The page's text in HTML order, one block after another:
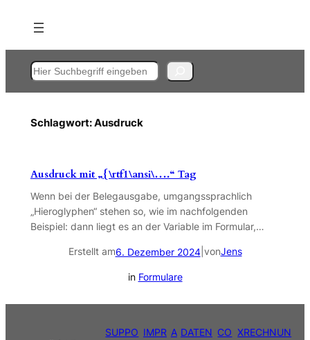
Inhalt
springen
Suchen
Schlagwort:Ausdruck
Ausdruck mit „{\rtf1\ansi\….“ Tag
Wenn bei der Belegausgabe, umgangssprachlich
„Hieroglyphen“ stehen so, wie im nachfolgenden
Beispiel: dann liegt es an der Variable im Formular,…
Erstellt am6. Dezember 2024| vonJens
in Formulare
SUPPO IMPR A DATEN CO XRECHNUN